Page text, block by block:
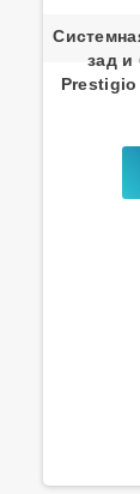
зад
Prestigio